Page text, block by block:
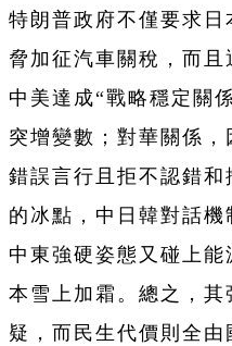
特朗普政府不僅要求
脅加征汽車關稅，而且
中美達成“戰略穩定關
突增變數；對華關係
錯誤言行且拒不認錯
的冰點，中日韓對話
中東強硬姿態又碰上
本雪上加霜。總之，
疑，而民生代價則全